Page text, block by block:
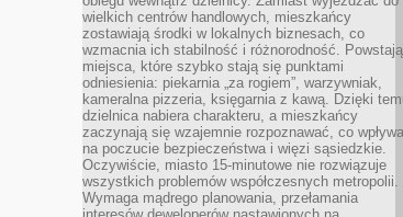
wielkich centrów handlowych, mieszkańcy
zostawiają środki w lokalnych biznesach, co
wzmacnia ich stabilność i różnorodność. Powstają
miejsca, które szybko stają się punktami
odniesienia: piekarnia „za rogiem”, warzywniak,
kameralna pizzeria, księgarnia z kawą. Dzięki
dzielnica nabiera charakteru, a mieszkańcy
zaczynają się wzajemnie rozpoznawać, co wpływa
na poczucie bezpieczeństwa i więzi sąsiedzkie.
Oczywiście, miasto 15-minutowe nie rozwiązuje
wszystkich problemów współczesnych metropolii.
Wymaga mądrego planowania, przełamania